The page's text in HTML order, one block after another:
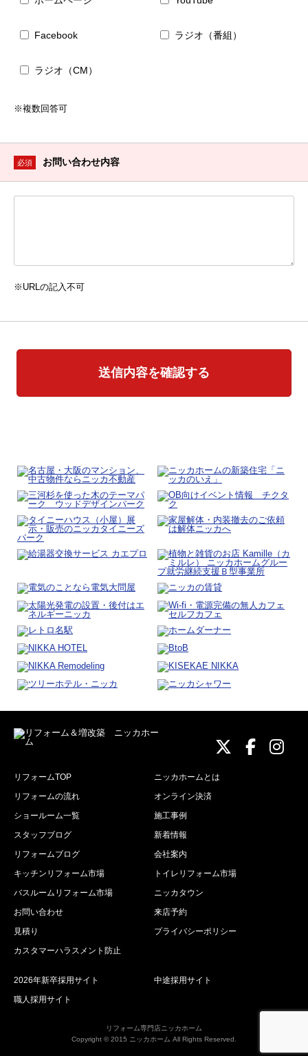
Facebook ラジオ（番組）
ラジオ（CM）
※複数回答可
必須 お問い合わせ内容
※URLの記入不可
送信内容を確認する
ニッカ
ニッニ
リフォームTOP
ニッカホームとは
リフォームの流れ
オンライン決済
ショールーム一覧
施工事例
スタッフブログ
新着情報
リフォームブログ
会社案内
キッチンリフォーム市場
トイレリフォーム市場
バスルームリフォーム市場
ニッカタウン
お問い合わせ
来店予約
見積り
プライバシーポリシー
カスタマーハラスメント防止
2026年新卒採用サイト
中途採用サイト
職人採用サイト
リフォーム専門店ニッカホーム
Copyright © 2015 ニッカホーム All Rights Reserved.